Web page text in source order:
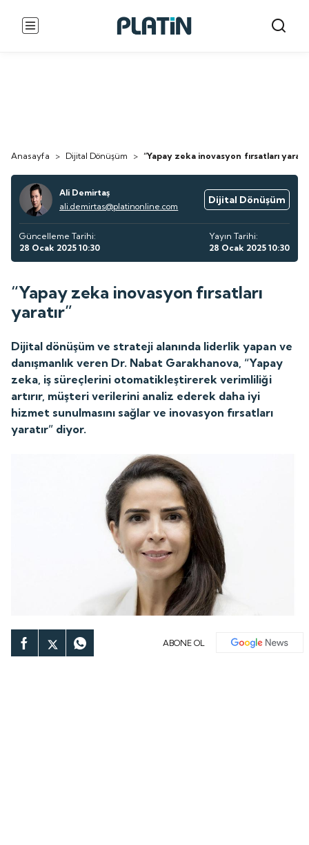
Anasayfa > Dijital Dönüşüm > “Yapay zeka inovasyon fırsatları
Ali Demirtaş
ali.demirtas@platinonline.com
Dijital Dönüşüm
Güncelleme Tarihi:
28 Ocak 2025 10:30
Yayın Tarihi:
28 Ocak 2025 10:30
“Yapay zeka inovasyon fırsatları
yaratır”
Dijital dönüşüm ve strateji alanında liderlik yapan ve
danışmanlık veren Dr. Nabat Garakhanova, “Yapay
zeka, iş süreçlerini otomatikleştirerek verimliliği
artırır, müşteri verilerini analiz ederek daha iyi
hizmet sunulmasını sağlar ve inovasyon fırsatları
yaratır” diyor.
ABONE OL